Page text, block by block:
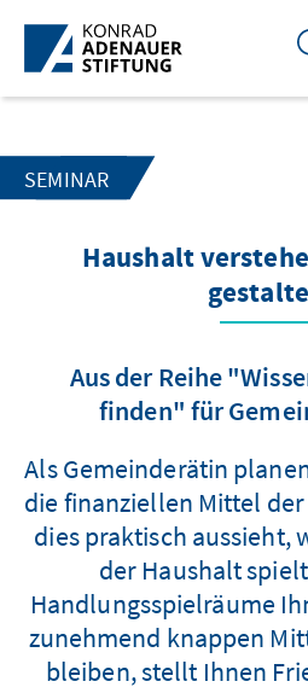
Skip to Main Content
SEMINAR
Haushalt
Aus der Reihe
finden" für
Als Gemeinderätin
die finanziellen Mittel
dies praktisch aussieht,
der Haushalt
Handlungsspielräume
zunehmend knappen
bleiben, stellt Ihnen